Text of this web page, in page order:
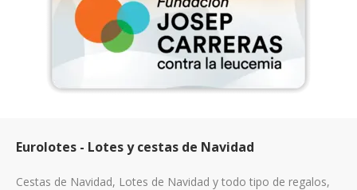
Eurolotes - Lotes y cestas de Navidad
Cestas de Navidad, Lotes de Navidad y todo tipo de regalos,